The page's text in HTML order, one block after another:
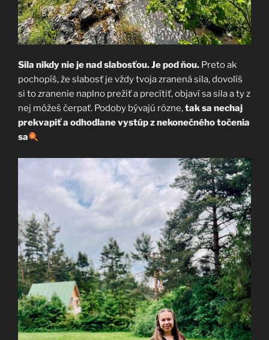
Sila nikdy nie je nad slabosťou. Je pod ňou. Preto ak
pochopíš, že slabosť je vždy tvoja zranená sila, dovolíš
si to zranenie naplno prežiť a precítiť, objaví sa sila a ty z
nej môžeš čerpať. Podoby bývajú rôzne,tak sa nechaj
prekvapiť a odhodlane vystúp z nekonečného točenia
sa